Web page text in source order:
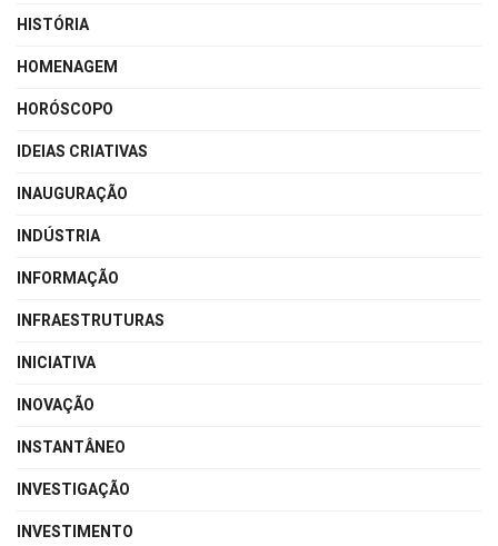
HISTÓRIA
HOMENAGEM
HORÓSCOPO
IDEIAS CRIATIVAS
INAUGURAÇÃO
INDÚSTRIA
INFORMAÇÃO
INFRAESTRUTURAS
INICIATIVA
INOVAÇÃO
INSTANTÂNEO
INVESTIGAÇÃO
INVESTIMENTO